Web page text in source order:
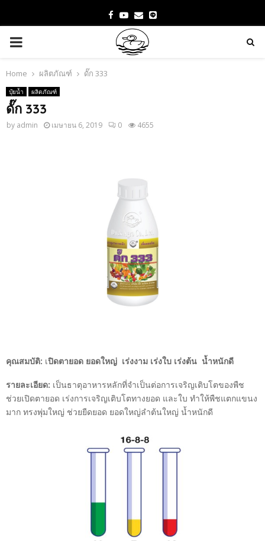
Facebook
Youtube
Email
PRIMARY
MENU
Home ผลิตภัณฑ์ ดั๊ก 333
ปุ๋ยน้ำ ผลิตภัณฑ์
ดั๊ก 333
by admin เมษายน 6, 2019 0 4655
คุณสมบัติ: เปิดตายอด ยอดใหญ่ เร่งงาม เร่งใบ เร่งต้น น้ำหนักดี
รายละเอียด: เป็นธาตุอาหารหลักที่จำเป็นต่อการเจริญเติบโตของพืช
ช่วยเปิดตายอด เร่งการเจริญเติบโตทางยอด และใบ ทำให้พืชแตกแขนง
มาก ทรงพุ่มใหญ่ ช่วยยืดยอด ยอดใหญ่ลำต้นใหญ่ น้ำหนักดี